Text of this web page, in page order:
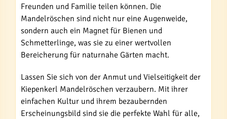
Freunden und Familie teilen können. Die
Mandelröschen sind nicht nur eine Augenweide,
sondern auch ein Magnet für Bienen und
Schmetterlinge, was sie zu einer wertvollen
Bereicherung für naturnahe Gärten macht.
Lassen Sie sich von der Anmut und Vielseitigkeit der
Kiepenkerl Mandelröschen verzaubern. Mit ihrer
einfachen Kultur und ihrem bezaubernden
Erscheinungsbild sind sie die perfekte Wahl für alle,